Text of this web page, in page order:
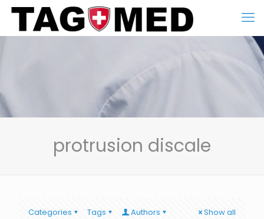
protrusion discale
Categories Tags Authors Show all